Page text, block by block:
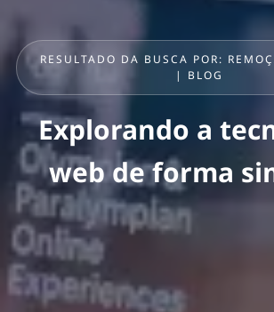
RESULTADO DA BUSCA POR:
| BLOG
Explorando a
web de forma